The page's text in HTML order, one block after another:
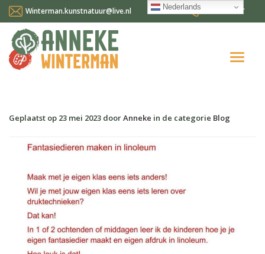
Winterman.kunstnatuur@live.nl 0641124587
Over mij
Workshops en cursussen
Nederlands
Geplaatst op 23 mei 2023 doorAnneke in de categorie Blog
Nederlands